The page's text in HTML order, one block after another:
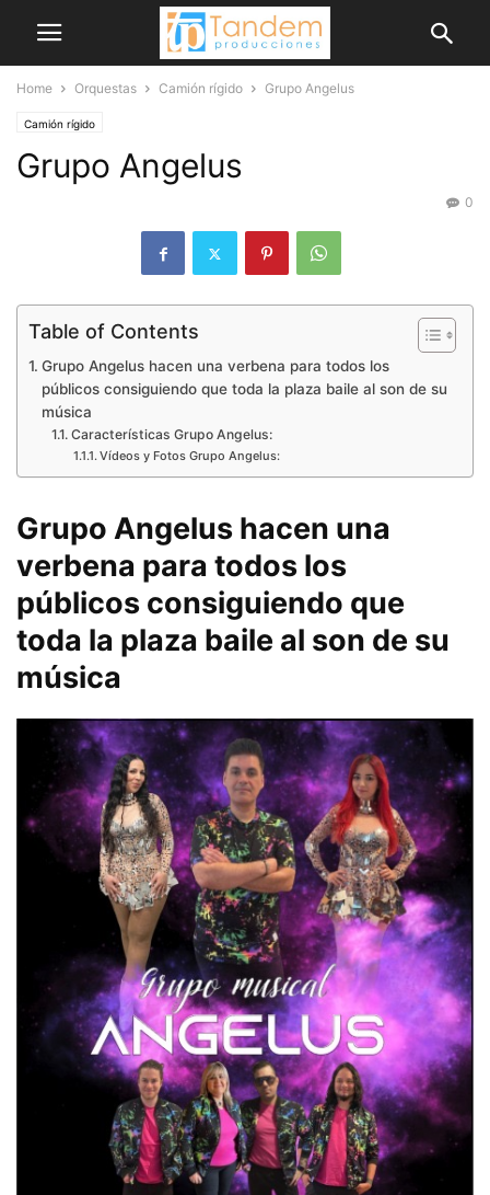
Home Orquestas Camión rígido Grupo Angelus
Camión rígido
Grupo Angelus
0
Table of Contents
Grupo Angelus hacen una verbena para todos los
públicos consiguiendo que toda la plaza baile al son de su
música
Características Grupo Angelus:
Vídeos y Fotos Grupo Angelus:
Grupo Angelus hacen una
verbena para todos los
públicos consiguiendo que
toda la plaza baile al son de su
música